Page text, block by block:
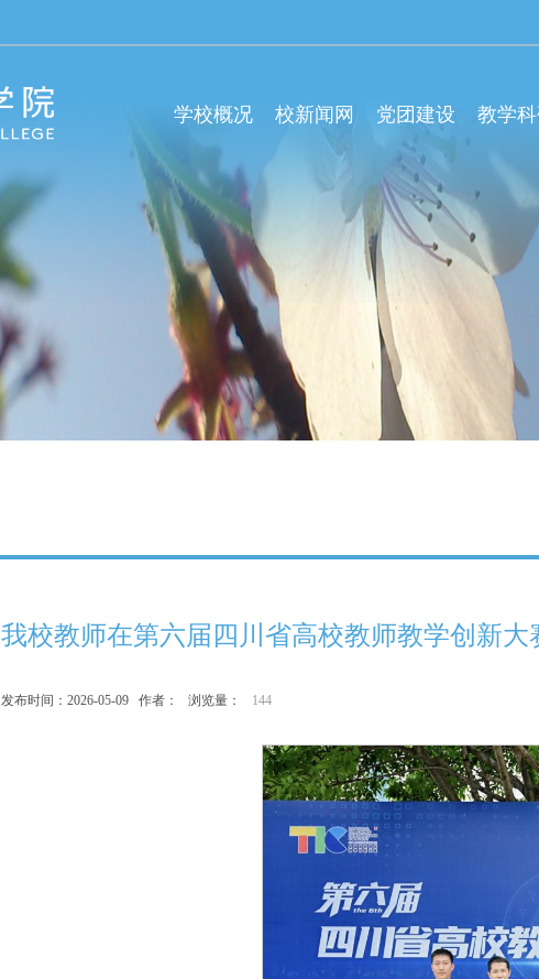
学校概况 校新闻网 党团建设 教学
我校教师在第六届四川省高校教师教学创新大
发布时间：2026-05-09 作者： 浏览量： 144